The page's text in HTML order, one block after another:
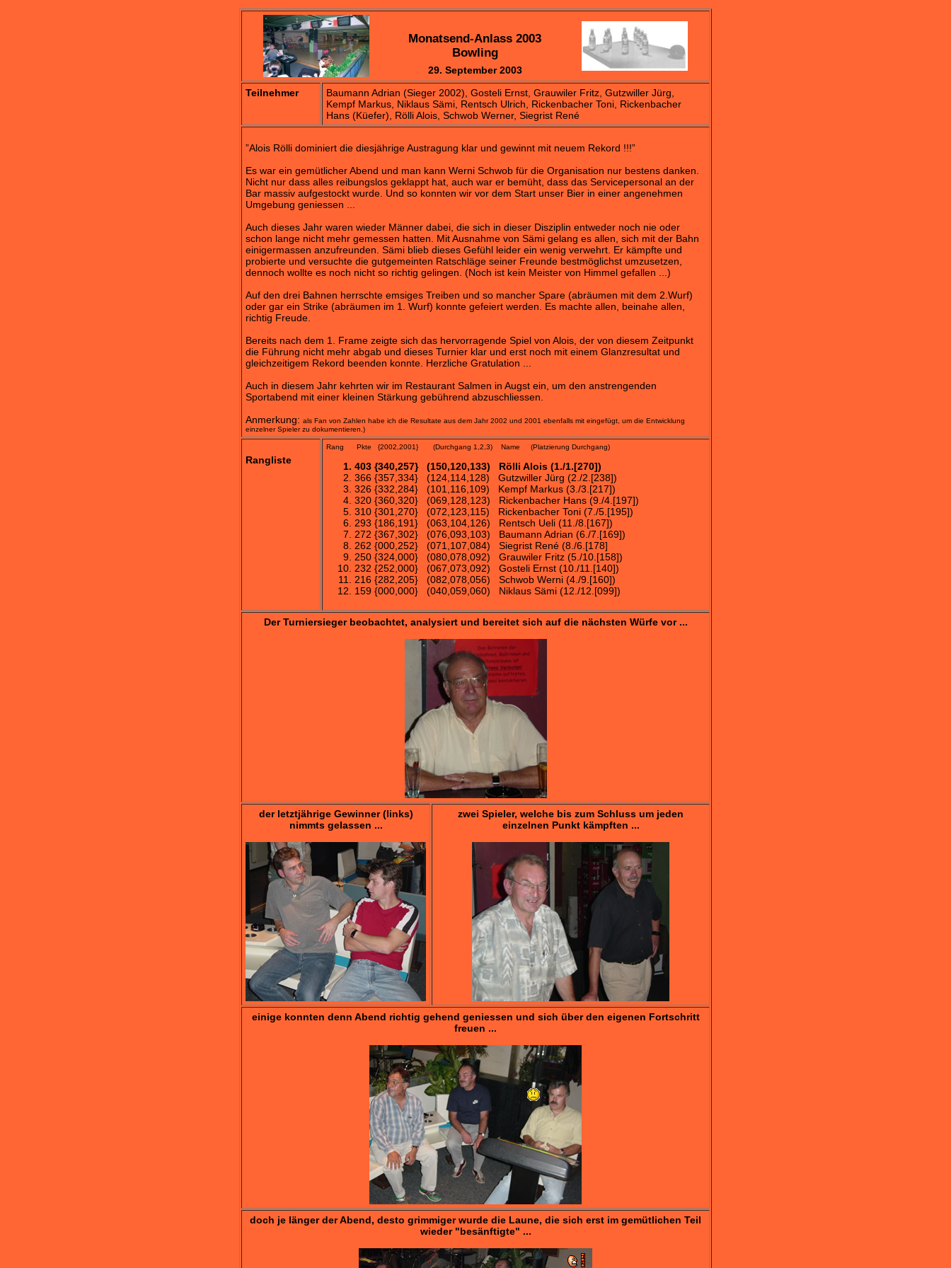
Monatsend-Anlass 2003
Bowling
29. September 2003
Teilnehmer
Baumann Adrian (Sieger 2002), Gosteli Ernst, Grauwiler Fritz, Gutzwiller Jürg,
Kempf Markus, Niklaus Sämi, Rentsch Ulrich, Rickenbacher Toni, Rickenbacher
Hans (Küefer), Rölli Alois, Schwob Werner, Siegrist René
”Alois Rölli dominiert die diesjährige Austragung klar und gewinnt mit neuem Rekord !!!”
Es war ein gemütlicher Abend und man kann Werni Schwob für die Organisation nur bestens danken.
Nicht nur dass alles reibungslos geklappt hat, auch war er bemüht, dass das Servicepersonal an der
Bar massiv aufgestockt wurde. Und so konnten wir vor dem Start unser Bier in einer angenehmen
Umgebung geniessen ...
Auch dieses Jahr waren wieder Männer dabei, die sich in dieser Disziplin entweder noch nie oder
schon lange nicht mehr gemessen hatten. Mit Ausnahme von Sämi gelang es allen, sich mit der Bahn
einigermassen anzufreunden. Sämi blieb dieses Gefühl leider ein wenig verwehrt. Er kämpfte und
probierte und versuchte die gutgemeinten Ratschläge seiner Freunde bestmöglichst umzusetzen,
dennoch wollte es noch nicht so richtig gelingen. (Noch ist kein Meister von Himmel gefallen ...)
Auf den drei Bahnen herrschte emsiges Treiben und so mancher Spare (abräumen mit dem 2.Wurf)
oder gar ein Strike (abräumen im 1. Wurf) konnte gefeiert werden. Es machte allen, beinahe allen,
richtig Freude.
Bereits nach dem 1. Frame zeigte sich das hervorragende Spiel von Alois, der von diesem Zeitpunkt
die Führung nicht mehr abgab und dieses Turnier klar und erst noch mit einem Glanzresultat und
gleichzeitigem Rekord beenden konnte. Herzliche Gratulation ...
Auch in diesem Jahr kehrten wir im Restaurant Salmen in Augst ein, um den anstrengenden
Sportabend mit einer kleinen Stärkung gebührend abzuschliessen.
Anmerkung: als Fan von Zahlen habe ich die Resultate aus dem Jahr 2002 und 2001 ebenfalls mit eingefügt, um die Entwicklung
einzelner Spieler zu dokumentieren.)
Rangliste
Rang Pkte {2002,2001} (Durchgang 1,2,3) Name (Platzierung Durchgang)
403 {340,257} (150,120,133) Rölli Alois (1./1.[270])
366 {357,334} (124,114,128) Gutzwiller Jürg (2./2.[238])
326 {332,284} (101,116,109) Kempf Markus (3./3.[217])
320 {360,320} (069,128,123) Rickenbacher Hans (9./4.[197])
310 {301,270} (072,123,115) Rickenbacher Toni (7./5.[195])
293 {186,191} (063,104,126) Rentsch Ueli (11./8.[167])
272 {367,302} (076,093,103) Baumann Adrian (6./7.[169])
262 {000,252} (071,107,084) Siegrist René (8./6.[178]
250 {324,000} (080,078,092) Grauwiler Fritz (5./10.[158])
232 {252,000} (067,073,092) Gosteli Ernst (10./11.[140])
216 {282,205} (082,078,056) Schwob Werni (4./9.[160])
159 {000,000} (040,059,060) Niklaus Sämi (12./12.[099])
Der Turniersieger beobachtet, analysiert und bereitet sich auf die nächsten Würfe vor ...
der letztjährige Gewinner (links)
nimmts gelassen ...
zwei Spieler, welche bis zum Schluss um jeden
einzelnen Punkt kämpften ...
einige konnten denn Abend richtig gehend geniessen und sich über den eigenen Fortschritt
freuen ...
doch je länger der Abend, desto grimmiger wurde die Laune, die sich erst im gemütlichen Teil
wieder "besänftigte" ...